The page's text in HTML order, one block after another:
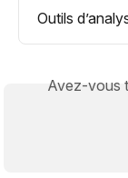
Outils
Avez-vous